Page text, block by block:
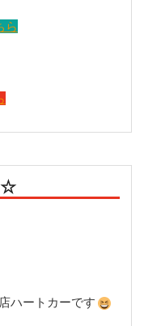
ら
☆
ハートカーです